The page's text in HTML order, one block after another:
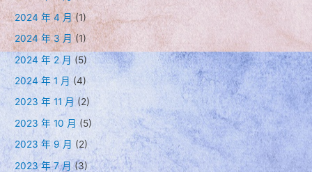
2024 年 4 月(1)
2024 年 3 月 (1)
2024 年 2 月 (5)
2024 年 1 月 (4)
2023 年 11 月 (2)
2023 年 10 月 (5)
2023 年 9 月 (2)
2023 年 7 月 (3)